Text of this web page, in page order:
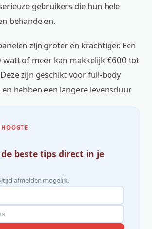
gebruikers die hun hele
behandelen.
zijn groter en krachtiger. Een
watt of meer kan makkelijk €600 tot
zijn geschikt voor full-body
hebben een langere levensduur.
beste tips direct in je
afmelden mogelijk.